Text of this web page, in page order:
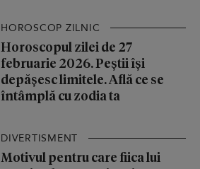
HOROSCOP ZILNIC
Horoscopul zilei de 27
februarie 2026. Peștii își
depășesc limitele. Află ce se
întâmplă cu zodia ta
DIVERTISMENT
Motivul pentru care fiica lui